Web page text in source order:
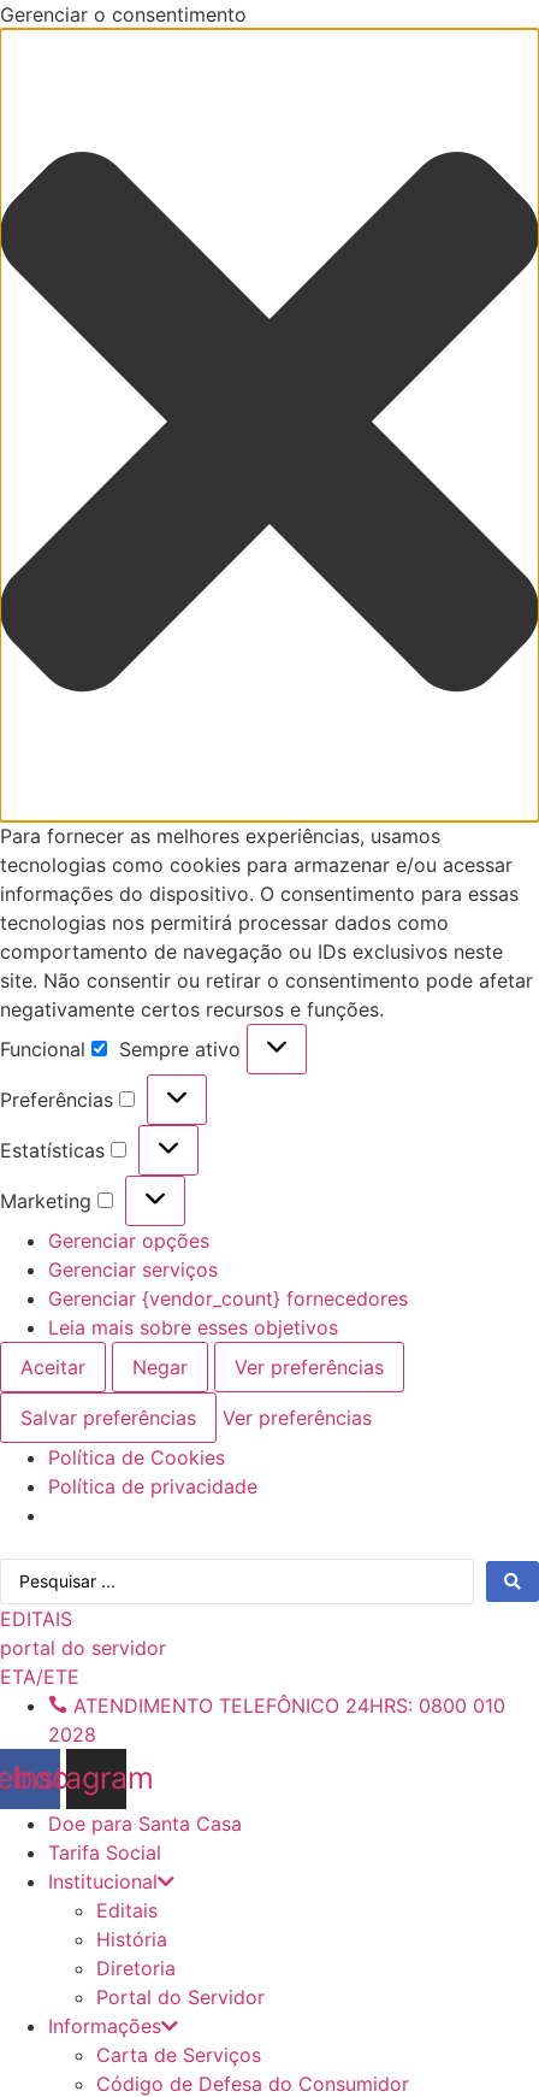
Gerenciar o consentimento
Para fornecer as melhores experiências, usamos
tecnologias como cookies para armazenar e/ou acessar
informações do dispositivo. O consentimento para essas
tecnologias nos permitirá processar dados como
comportamento de navegação ou IDs exclusivos neste
site. Não consentir ou retirar o consentimento pode afetar
negativamente certos recursos e funções.
Funcional
Funcional
Sempre ativo
Preferências
Preferências
Estatísticas
Estatísticas
Marketing
Marketing
Gerenciar opções
Gerenciar serviços
Gerenciar {vendor_count} fornecedores
Leia mais sobre esses objetivos
Aceitar
Negar Ver preferências
Salvar preferências
Ver preferências
Política de Cookies
Política de privacidade
para
o
conteúdo
Pesquisar
EDITAIS
portal do servidor
ETA/ETE
ATENDIMENTO TELEFÔNICO 24HRS: 0800 010
2028
Instagram
Doe para Santa Casa
Tarifa Social
Institucional
Editais
História
Diretoria
Portal do Servidor
Informações
Carta de Serviços
Código de Defesa do Consumidor